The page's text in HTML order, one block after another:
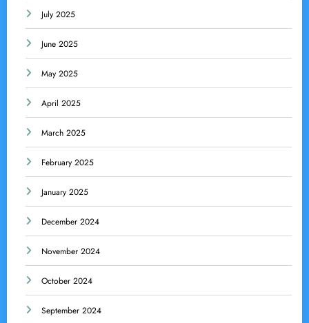
July 2025
June 2025
May 2025
April 2025
March 2025
February 2025
January 2025
December 2024
November 2024
October 2024
September 2024